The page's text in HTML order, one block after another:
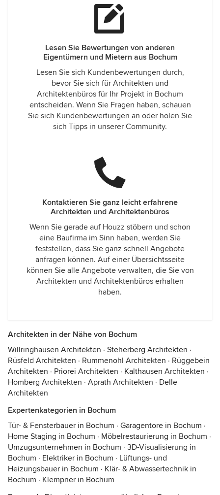
Lesen Sie Bewertungen von anderen
Eigentümern und Mietern aus Bochum
Lesen Sie sich Kundenbewertungen durch,
bevor Sie sich für Architekten und
Architektenbüros für Ihr Projekt in Bochum
entscheiden. Wenn Sie Fragen haben, schauen
Sie sich Kundenbewertungen an oder holen Sie
sich Tipps in unserer Community.
Kontaktieren Sie ganz leicht erfahrene
Architekten und Architektenbüros
Wenn Sie gerade auf Houzz stöbern und schon
eine Baufirma im Sinn haben, werden Sie
feststellen, dass Sie ganz schnell Angebote
anfragen können. Auf einer Übersichtsseite
können Sie alle Angebote verwalten, die Sie von
Architekten und Architektenbüros erhalten
haben.
Architekten in der Nähe von Bochum
Willringhausen Architekten · Steherberg Architekten ·
Rüsfeld Architekten · Rummenohl Architekten · Rüggebein
Architekten · Priorei Architekten · Kalthausen Architekten ·
Homberg Architekten · Aprath Architekten · Delle
Architekten
Expertenkategorien in Bochum
Tür- & Fensterbauer in Bochum · Garagentore in Bochum ·
Home Staging in Bochum · Möbelrestaurierung in Bochum ·
Umzugsunternehmen in Bochum · 3D-Visualisierung in
Bochum · Elektriker in Bochum · Lüftungs- und
Heizungsbauer in Bochum · Klär- & Abwassertechnik in
Bochum · Klempner in Bochum